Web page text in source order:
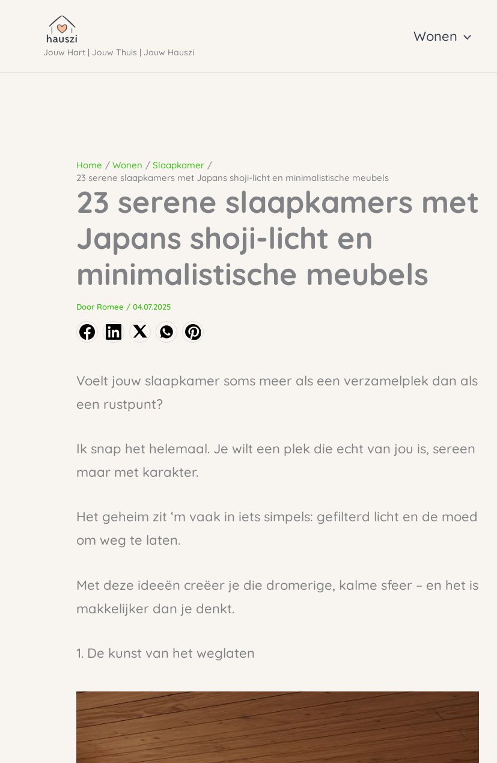
Jouw Hart | Jouw Thuis | Jouw Hauszi
Wonen
Home Wonen
Slaapkamer
23 serene slaapkamers met Japans shoji-licht en minimalistische meubels
23 serene slaapkamers met
Japans shoji-licht en
minimalistische meubels
Door Romee / 04.07.2025
Voelt jouw slaapkamer soms meer als een verzamelplek dan als
een rustpunt?
Ik snap het helemaal. Je wilt een plek die echt van jou is, sereen
maar met karakter.
Het geheim zit ‘m vaak in iets simpels: gefilterd licht en de moed
om weg te laten.
Met deze ideeën creëer je die dromerige, kalme sfeer – en het is
makkelijker dan je denkt.
1. De kunst van het weglaten